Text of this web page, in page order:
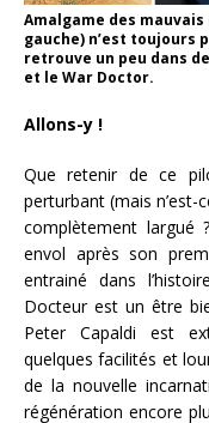
Amalgame des
gauche) n’est toujours
retrouve un peu dans
et le War Doctor.
Allons-y !
Que retenir de ce
perturbant (mais
complètement largué
envol après son
entrainé dans
Docteur est un être
Peter Capaldi est
quelques facilités et
de la nouvelle
régénération encore